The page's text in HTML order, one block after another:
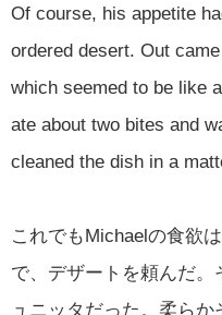
Of course, his appetite
ordered desert. Out
which seemed to be like
ate about two bites and
cleaned the dish in a
これでもMichaelの食欲
で、デザートを頼んだ
ュニッタだった。柔ら